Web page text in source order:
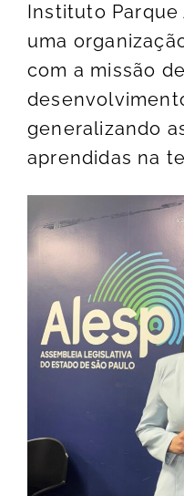
Instituto
uma
com a missão
generalizando
aprendidas na